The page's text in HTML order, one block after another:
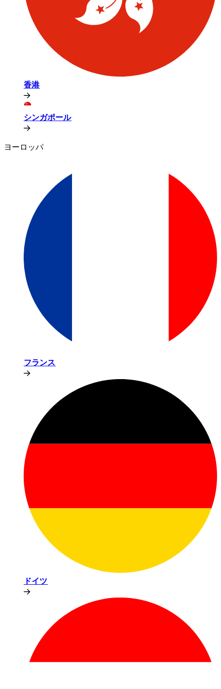
香港​​
シンガポール​​
ヨーロッパ​​
フランス​​
ドイツ​​